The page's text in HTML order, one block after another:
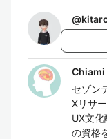
@
Chiami
セゾン
Xリサ
UX文
の資格